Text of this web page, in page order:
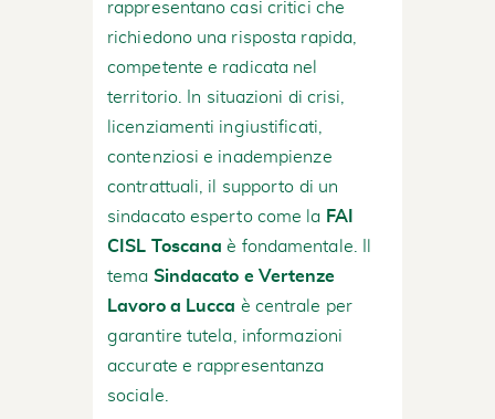
rappresentano casi critici che
richiedono una risposta rapida,
competente e radicata nel
territorio. In situazioni di crisi,
licenziamenti ingiustificati,
contenziosi e inadempienze
contrattuali, il supporto di un
sindacato esperto come la FAI
CISL Toscana è fondamentale. Il
tema Sindacato e Vertenze
Lavoro a Lucca è centrale per
garantire tutela, informazioni
accurate e rappresentanza
sociale.